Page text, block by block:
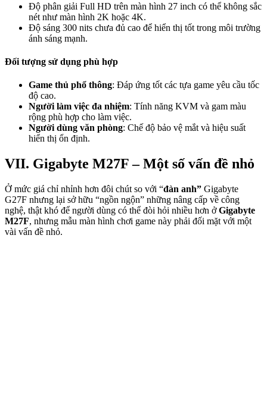
Độ phân giải Full HD trên màn hình 27 inch có thể không sắc
nét như màn hình 2K hoặc 4K.
Độ sáng 300 nits chưa đủ cao để hiển thị tốt trong môi trường
ánh sáng mạnh.
Đối tượng sử dụng phù hợp
Game thủ phổ thông: Đáp ứng tốt các tựa game yêu cầu tốc
độ cao.
Người làm việc đa nhiệm: Tính năng KVM và gam màu
rộng phù hợp cho làm việc.
Người dùng văn phòng: Chế độ bảo vệ mắt và hiệu suất
hiển thị ổn định.
VII. Gigabyte M27F – Một số vấn đề nhỏ
Ở mức giá chỉ nhỉnh hơn đôi chút so với “đàn anh” Gigabyte
G27F nhưng lại sở hữu “ngồn ngộn” những nâng cấp về công
nghệ, thật khó để người dùng có thể đòi hỏi nhiều hơn ởGigabyte
M27F, nhưng mẫu màn hình chơi game này phải đối mặt với một
vài vấn đề nhỏ.